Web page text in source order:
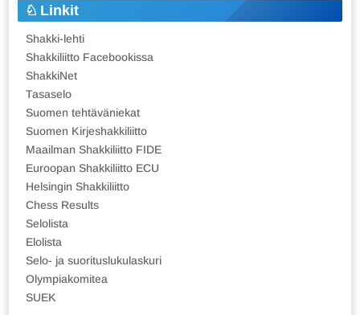
Linkit
Shakki-lehti
Shakkiliitto Facebookissa
ShakkiNet
Tasaselo
Suomen tehtäväniekat
Suomen Kirjeshakkiliitto
Maailman Shakkiliitto FIDE
Euroopan Shakkiliitto ECU
Helsingin Shakkiliitto
Chess Results
Selolista
Elolista
Selo- ja suorituslukulaskuri
Olympiakomitea
SUEK